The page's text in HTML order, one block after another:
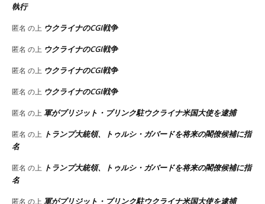
執行
匿名 の上 ウクライナのCGI戦争
匿名 の上 ウクライナのCGI戦争
匿名 の上 ウクライナのCGI戦争
匿名 の上 ウクライナのCGI戦争
匿名 の上 軍がブリジット・ブリンク駐ウクライナ米国大使を逮捕
匿名 の上 トランプ大統領、トゥルシ・ガバードを将来の閣僚候補に指
名
匿名 の上 トランプ大統領、トゥルシ・ガバードを将来の閣僚候補に指
名
匿名 の上 軍がブリジット・ブリンク駐ウクライナ米国大使を逮捕